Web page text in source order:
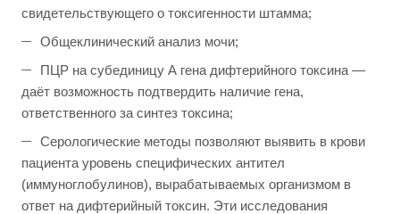
свидетельствующего о токсигенности штамма;
Общеклинический анализ мочи;
ПЦР на субединицу А гена дифтерийного токсина —
даёт возможность подтвердить наличие гена,
ответственного за синтез токсина;
Серологические методы позволяют выявить в крови
пациента уровень специфических антител
(иммуноглобулинов), вырабатываемых организмом в
ответ на дифтерийный токсин. Эти исследования